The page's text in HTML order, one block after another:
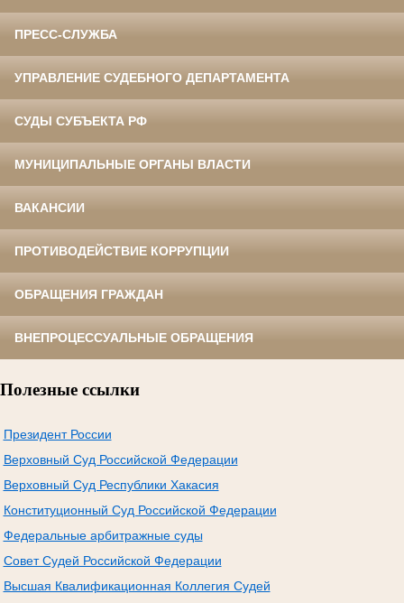
ПРЕСС-СЛУЖБА
УПРАВЛЕНИЕ СУДЕБНОГО ДЕПАРТАМЕНТА
СУДЫ СУБЪЕКТА РФ
МУНИЦИПАЛЬНЫЕ ОРГАНЫ ВЛАСТИ
ВАКАНСИИ
ПРОТИВОДЕЙСТВИЕ КОРРУПЦИИ
ОБРАЩЕНИЯ ГРАЖДАН
ВНЕПРОЦЕССУАЛЬНЫЕ ОБРАЩЕНИЯ
Полезные ссылки
Президент России
Верховный Суд Российской Федерации
Верховный Суд Республики Хакасия
Конституционный Суд Российской Федерации
Федеральные арбитражные суды
Совет Судей Российской Федерации
Высшая Квалификационная Коллегия Судей